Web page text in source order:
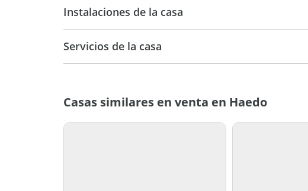
Instalaciones de la casa
Servicios de la casa
Casas similares en venta en Haedo